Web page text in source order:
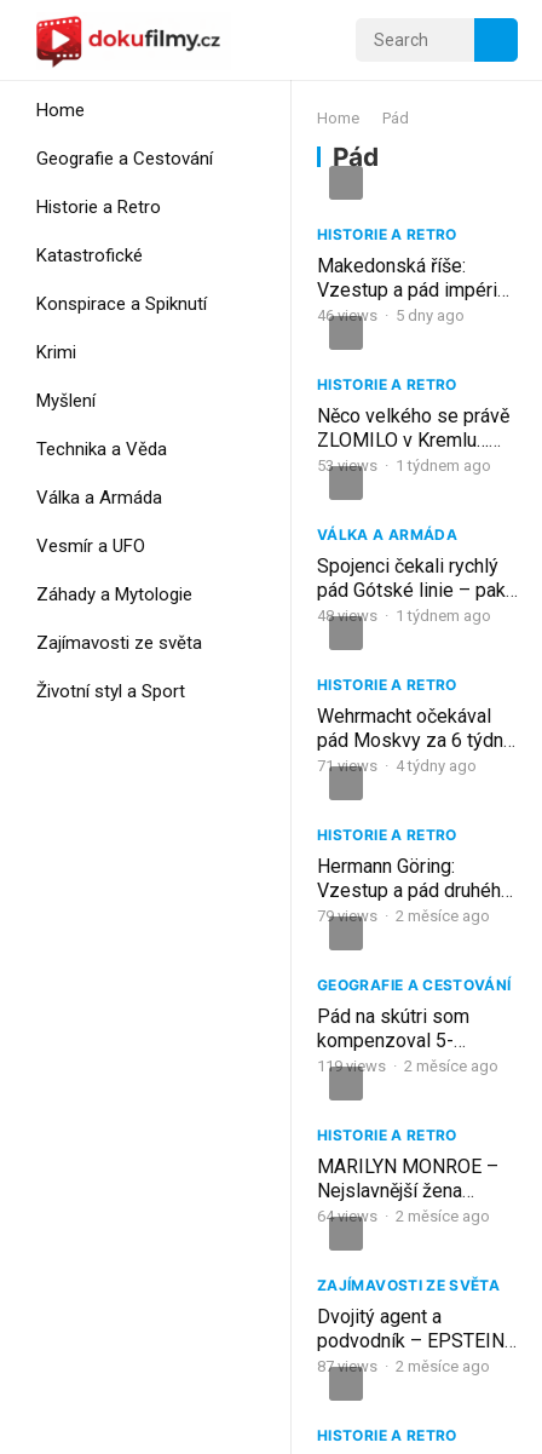
Home
Geografie a Cestování
Historie a Retro
Katastrofické
Konspirace a Spiknutí
Krimi
Myšlení
Technika a Věda
Válka a Armáda
Vesmír a UFO
Záhady a Mytologie
Zajímavosti ze světa
Životní styl a Sport
Home Pád
Pád
HISTORIE A RETRO
Makedonská říše:
Vzestup a pád impéria
Alexandra Velikého
46views · 5 dny ago
HISTORIE A RETRO
Něco velkého se právě
ZLOMILO v Kremlu…
pád Vladimir Putin je
53views · 1 týdnem ago
VÁLKA A ARMÁDA
Spojenci čekali rychlý
pád Gótské linie – pak
se severní Itálie
48views · 1 týdnem ago
HISTORIE A RETRO
Wehrmacht očekával
pád Moskvy za 6 týdnů,
místo toho přišla zima
71views · 4 týdny ago
HISTORIE A RETRO
Hermann Göring:
Vzestup a pád druhého
muže Třetí říše
79views · 2 měsíce ago
GEOGRAFIE A CESTOVÁNÍ
Pád na skútri som
kompenzoval 5-
hviezdičkovým hotelom
119views · 2 měsíce ago
HISTORIE A RETRO
MARILYN MONROE –
Nejslavnější žena
Hollywoodu a její
64views · 2 měsíce ago
ZAJÍMAVOSTI ZE SVĚTA
Dvojitý agent a
podvodník – EPSTEIN
VS. MAXWELL a pád
87views · 2 měsíce ago
HISTORIE A RETRO